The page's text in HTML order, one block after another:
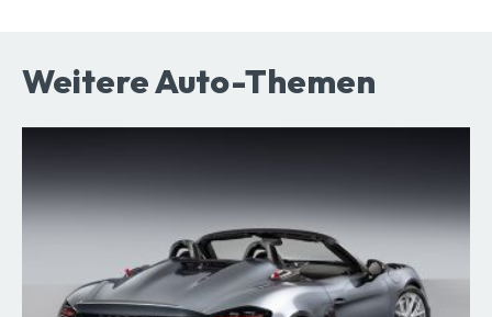
Weitere Auto-Themen